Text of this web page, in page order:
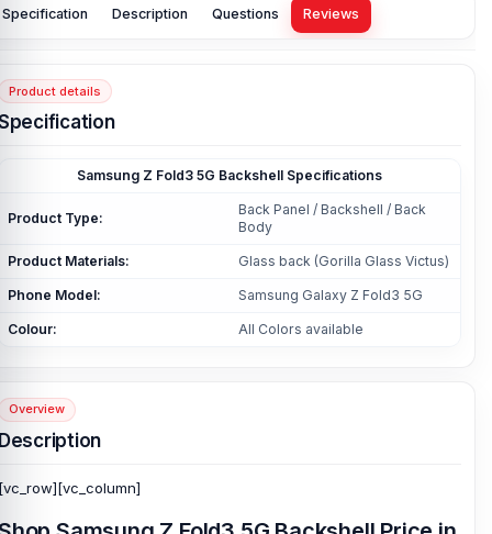
Specification Description Questions Reviews
Product details
Samsung Z Fold3 5G Backshell Specifications
Product Type:
Back Panel / Backshell / Back
Body
Product Materials: Glass back (Gorilla Glass Victus)
Phone Model: Samsung Galaxy Z Fold3 5G
Colour: All Colors available
Overview